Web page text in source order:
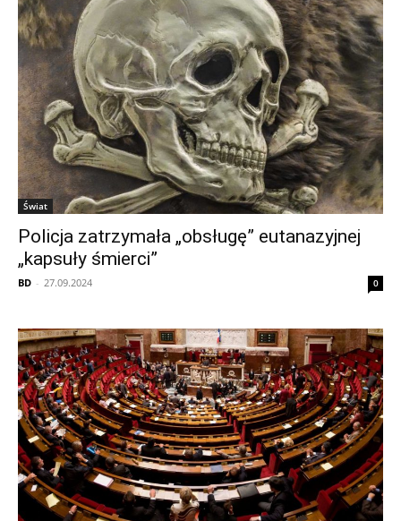
Świat
Policja zatrzymała „obsługę” eutanazyjnej
„kapsuły śmierci”
BD - 27.09.2024 0